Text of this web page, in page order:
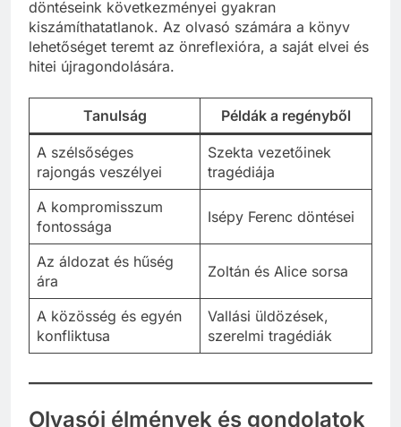
döntéseink következményei gyakran
kiszámíthatatlanok. Az olvasó számára a könyv
lehetőséget teremt az önreflexióra, a saját elvei és
hitei újragondolására.
Tanulság Példák a regényből
A szélsőséges
rajongás veszélyei
Szekta vezetőinek
tragédiája
A kompromisszum
fontossága
Isépy Ferenc döntései
Az áldozat és hűség
ára
Zoltán és Alice sorsa
A közösség és egyén
konfliktusa
Vallási üldözések,
szerelmi tragédiák
Olvasói élmények és gondolatok